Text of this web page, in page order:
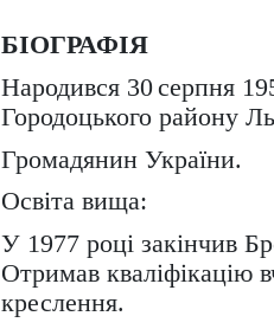
БІОГРАФІЯ
Народився 30серпня 19
Городоцького району
Громадянин України.
Освіта вища:
У 1977 році закінчив
Отримав кваліфікацію
креслення.